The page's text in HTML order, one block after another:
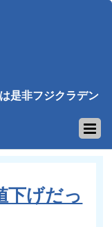
是非フジクラデン
下げだっ